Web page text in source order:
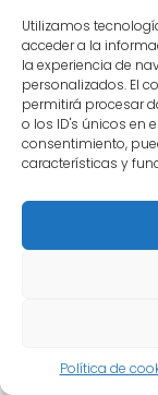
Utilizamos
acceder a la
la experiencia de
personalizados. El
permitirá procesar
o los ID's únicos en
consentimiento,
características y
Política de
entre
muestran la
humanasy
nuestras
luchadores